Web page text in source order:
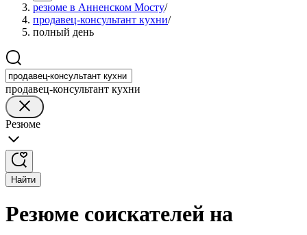
резюме в Анненском Мосту/
продавец-консультант кухни/
полный день
продавец-консультант кухни
Резюме
Найти
Резюме соискателей на